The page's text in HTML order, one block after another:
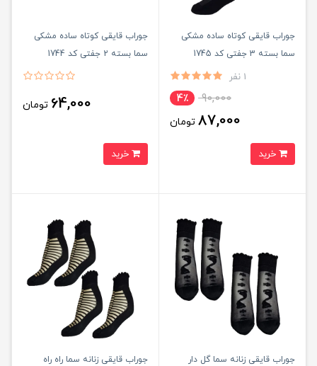
جوراب قایقی کوتاه ساده مشکی
سما بسته 3 جفتی کد 1745
1 نفر
90,000 4٪
87,000 تومان
جوراب قایقی کوتاه ساده مشکی
سما بسته 2 جفتی کد 1744
64,000 تومان
جوراب قایقی زنانه سما گل دار
جوراب قایقی زنانه سما راه راه